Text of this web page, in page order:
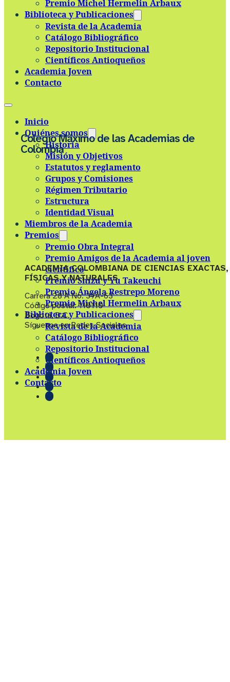
Skip to main contentSkip to footer
Premio Michel Hermelin Arbaux
Biblioteca y Publicaciones
Revista de la Academia
Catálogo Bibliográfico
Repositorio Institucional
Científicos Antioqueños
Academia Joven
Contacto
Inicio
Quiénes somos
Historia
Misión y Objetivos
Estatutos y reglamento
Grupos y Comisiones
Régimen Tributario
Estructura
Identidad Visual
Miembros de la Academia
Premios
Premio Obra Integral
Premio Amigos de la Academia al joven
científico
Premio Shizu y Yu Takeuchi
Premio Ángela Restrepo Moreno
Premio Michel Hermelin Arbaux
Biblioteca y Publicaciones
Revista de la Academia
Catálogo Bibliográfico
Repositorio Institucional
Científicos Antioqueños
Academia Joven
Contacto
Colegio Máximo de las Academias de
Colombia
ACADEMIA COLOMBIANA DE CIENCIAS EXACTAS,
FÍSICAS Y NATURALES
Carrera 28 A No. 39A-63
Código postal: 110110
Bogotá, D.C.
Síguenos en Redes Sociales